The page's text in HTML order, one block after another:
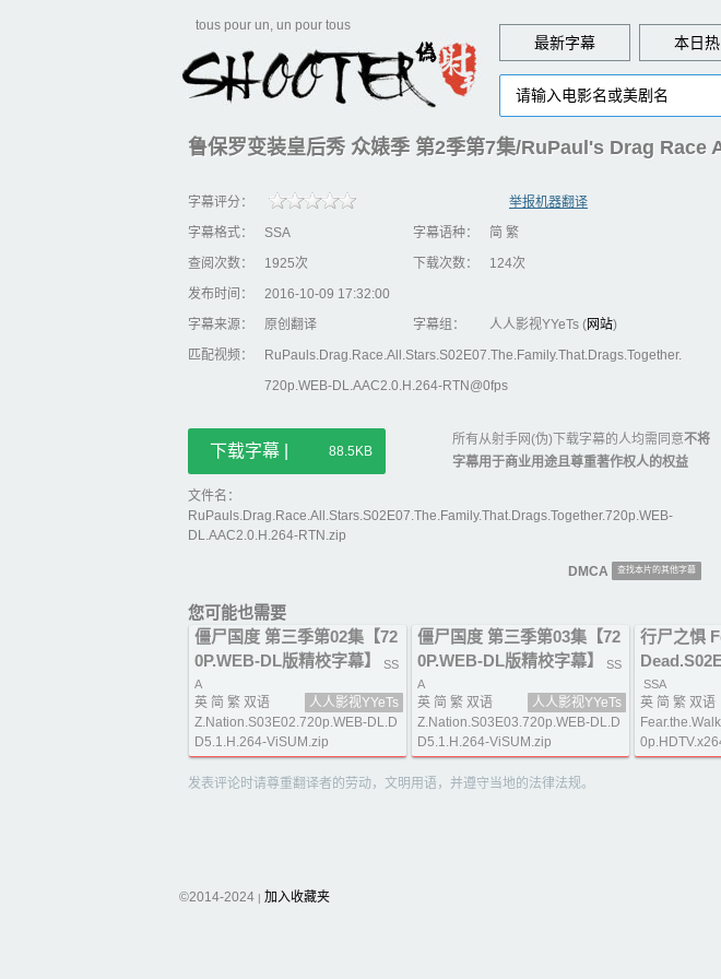
tous pour un, un pour tous
最新字幕 本日
鲁保罗变装皇后秀 众婊季 第2季第7集/RuPaul's Drag Race
字幕评分：
举报机器翻译
字幕格式：
SSA 字幕语种：
简 繁
查阅次数：
1925次 下载次数：
124次
发布时间：
2016-10-09 17:32:00
字幕来源：
原创翻译 字幕组： 人人影视YYeTs (网站)
匹配视频：
RuPauls.Drag.Race.All.Stars.S02E07.The.Family.That.Drags.Together.
720p.WEB-DL.AAC2.0.H.264-RTN@0fps
下载字幕 | 88.5KB
所有从射手网(伪)下载字幕的人均需同意不将
字幕用于商业用途且尊重著作权人的权益
文件名：
RuPauls.Drag.Race.All.Stars.S02E07.The.Family.That.Drags.Together.720p.WEB-
DL.AAC2.0.H.264-RTN.zip
DMCA 查找本片的其他字幕
您可能也需要
僵尸国度 第三季第02集【72
0P.WEB-DL版精校字幕】
SS
A
英 简 繁 双语
人人影视YYeTs
Z.Nation.S03E02.720p.WEB-DL.D
D5.1.H.264-ViSUM.zip
僵尸国度 第三季第03集【72
0P.WEB-DL版精校字幕】
SS
A
英 简 繁 双语
人人影视YYeTs
Z.Nation.S03E03.720p.WEB-DL.D
D5.1.H.264-ViSUM.zip
行尸之惧
SSA
英 简 繁 双语
发表评论时请尊重翻译者的劳动，文明用语，并遵守当地的法律法规。
©2014-2024 | 加入收藏夹